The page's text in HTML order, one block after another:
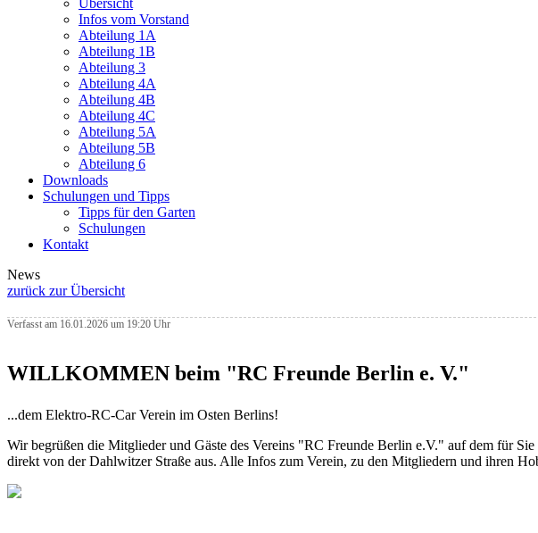
Übersicht
Infos vom Vorstand
Abteilung 1A
Abteilung 1B
Abteilung 3
Abteilung 4A
Abteilung 4B
Abteilung 4C
Abteilung 5A
Abteilung 5B
Abteilung 6
Downloads
Schulungen und Tipps
Tipps für den Garten
Schulungen
Kontakt
News
zurück zur Übersicht
Verfasst am 16.01.2026 um 19:20 Uhr
WILLKOMMEN beim "RC Freunde Berlin e. V."
...dem Elektro-RC-Car Verein im Osten Berlins!
Wir begrüßen die Mitglieder und Gäste des Vereins "RC Freunde Berlin e.V." auf dem für
direkt von der Dahlwitzer Straße aus. Alle Infos zum Verein, zu den Mitgliedern und ihren